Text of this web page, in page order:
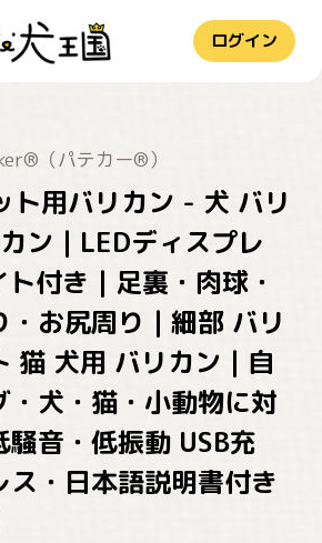
ログイン
（パテカー®）
用バリカン - 犬 バリ
ン｜LEDディスプレ
付き｜足裏・肉球・
お尻周り｜細部 バリ
猫 犬用 バリカン｜自
・犬・猫・小動物に対
音・低振動 USB充
ス・日本語説明書付き